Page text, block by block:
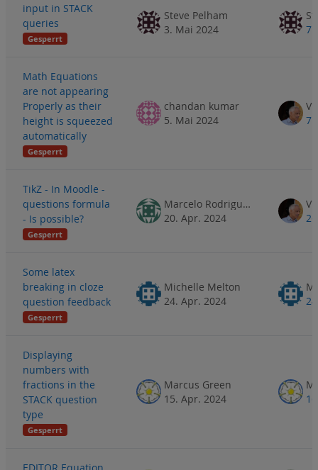
input in STACK
queries
Gesperrt
Steve Pelham
3. Mai 2024
7.
Math Equations
are not appearing
Properly as their
height is squeezed
automatically
Gesperrt
chandan kumar
5. Mai 2024
7.
TikZ - In Moodle -
questions formula
- Is possible?
Gesperrt
Marcelo Rodrigues
20. Apr. 2024
Some latex
breaking in cloze
question feedback
Gesperrt
Michelle Melton
24. Apr. 2024
Displaying
numbers with
fractions in the
STACK question
type
Gesperrt
Marcus Green
15. Apr. 2024
EDITOR Equation